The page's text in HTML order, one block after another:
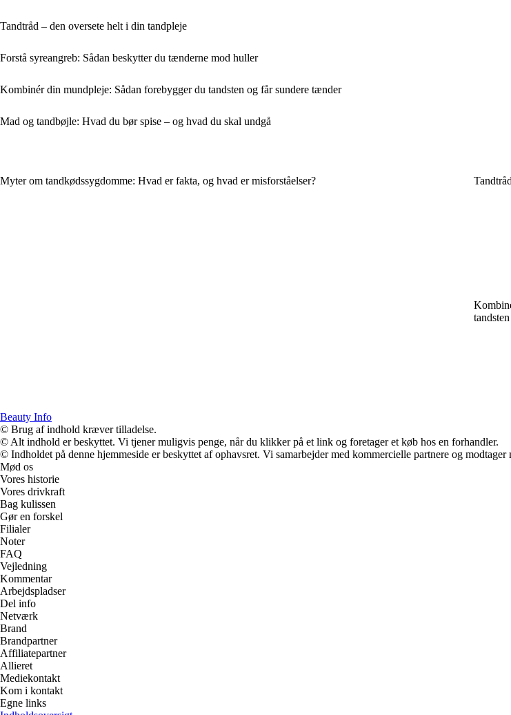
Tandtråd – den oversete helt i din tandpleje
Forstå syreangreb: Sådan beskytter du tænderne mod huller
Kombinér din mundpleje: Sådan forebygger du tandsten og får sundere tænder
Mad og tandbøjle: Hvad du bør spise – og hvad du skal undgå
Myter om tandkødssygdomme: Hvad er fakta, og hvad er misforståelser?
Beauty Info
© Brug af indhold kræver tilladelse.
© Alt indhold er beskyttet. Vi tjener muligvis penge, når du klikker på et link og foretager et køb hos en forhandler.
© Indholdet på denne hjemmeside er beskyttet af ophavsret. Vi samarbejder med kommercielle partnere og
Mød os
Vores historie
Vores drivkraft
Bag kulissen
Gør en forskel
Filialer
Noter
FAQ
Vejledning
Kommentar
Arbejdspladser
Del info
Netværk
Brand
Brandpartner
Affiliatepartner
Allieret
Mediekontakt
Kom i kontakt
Egne links